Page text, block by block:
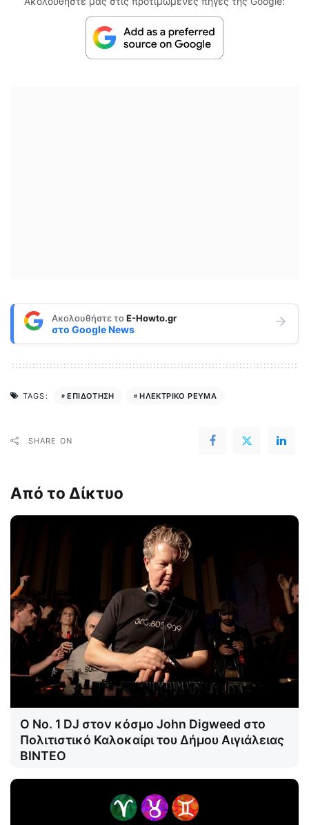
Ακολουθήστε τοE-Howto.gr
στο Google News
TAGS: ΕΠΙΔΟΤΗΣΗ ΗΛΕΚΤΡΙΚΟ ΡΕΥΜΑ
SHARE ON
Από το Δίκτυο
Ο Νο. 1 DJ στον κόσμο John Digweed στο
Πολιτιστικό Καλοκαίρι του Δήμου Αιγιάλειας
ΒΙΝΤΕΟ